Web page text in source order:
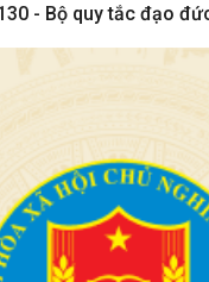
- Bộ quy tắc đạo